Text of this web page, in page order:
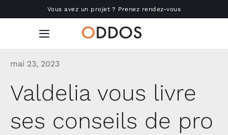
au
Vous avez un projet ? Prenez rendez-vous
Toggle
Nous connaître
Réalisations
mai 23, 2023
Valdelia vous livre
ses conseils de pro